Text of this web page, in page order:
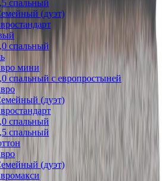
спальный
(дуэт)
спальный
мини
спальный с европростыней
(дуэт)
спальный
спальный
(дуэт)